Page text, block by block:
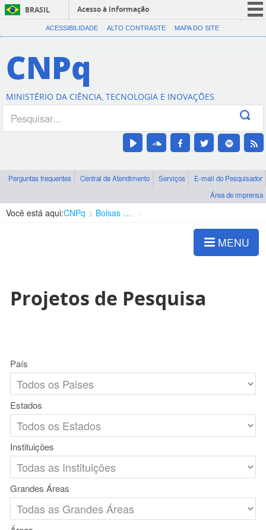
BRASIL
Acesso à informação
CORONAVÍRUS (COVID-19)
Canais
ACESSIBILIDADE ALTO CONTRASTE MAPA DO SITE
CNPq
MINISTÉRIO DA CIÊNCIA, TECNOLOGIA E INOVAÇÕES
Perguntas frequentes Central de Atendimento Serviços
E-mail do Pesquisador
Área de imprensa
Você está aqui:CNPq Bolsas e Auxílios Vigentes
MENU
Projetos de Pesquisa
País
Estados
Instituições
Grandes Áreas